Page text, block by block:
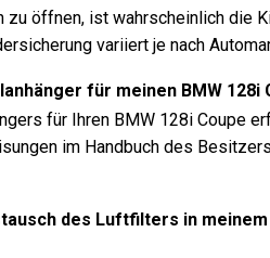
zu öffnen, ist wahrscheinlich die
variiert je nach
für meinen BMW 128i
für Ihren BMW 128i Coupe
im Handbuch des
des Luftfilters in meinem